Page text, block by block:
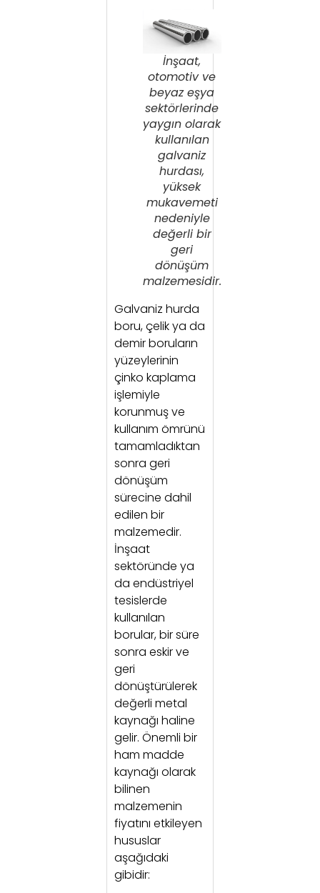
İnşaat,
otomotiv ve
beyaz eşya
sektörlerinde
yaygın olarak
kullanılan
galvaniz
hurdası,
yüksek
mukavemeti
nedeniyle
değerli bir
geri
dönüşüm
malzemesidir.
Galvaniz hurda
boru, çelik ya da
demir boruların
yüzeylerinin
çinko kaplama
işlemiyle
korunmuş ve
kullanım ömrünü
tamamladıktan
sonra geri
dönüşüm
sürecine dahil
edilen bir
malzemedir.
İnşaat
sektöründe ya
da endüstriyel
tesislerde
kullanılan
borular, bir süre
sonra eskir ve
geri
dönüştürülerek
değerli metal
kaynağı haline
gelir. Önemli bir
ham madde
kaynağı olarak
bilinen
malzemenin
fiyatını etkileyen
hususlar
aşağıdaki
gibidir: